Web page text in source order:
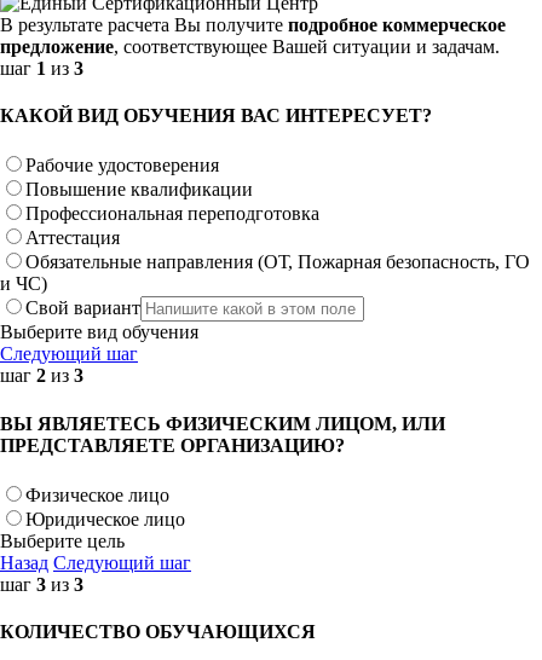
В результате расчета Вы получите подробное коммерческое
предложение, соответствующее Вашей ситуации и задачам.
шаг 1 из 3
КАКОЙ ВИД ОБУЧЕНИЯ ВАС ИНТЕРЕСУЕТ?
Рабочие удостоверения
Повышение квалификации
Профессиональная переподготовка
Аттестация
Обязательные направления (ОТ, Пожарная безопасность, ГО
и ЧС)
Свой вариант
Выберите вид обучения
Следующий шаг
шаг 2 из 3
ВЫ ЯВЛЯЕТЕСЬ ФИЗИЧЕСКИМ ЛИЦОМ, ИЛИ
ПРЕДСТАВЛЯЕТЕ ОРГАНИЗАЦИЮ?
Физическое лицо
Юридическое лицо
Выберите цель
Назад Следующий шаг
шаг 3 из 3
КОЛИЧЕСТВО ОБУЧАЮЩИХСЯ